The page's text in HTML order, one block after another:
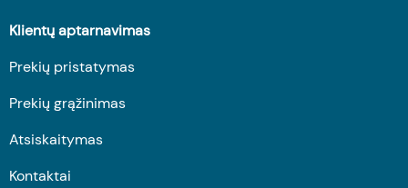
Klientų aptarnavimas
Prekių pristatymas
Prekių grąžinimas
Atsiskaitymas
Kontaktai